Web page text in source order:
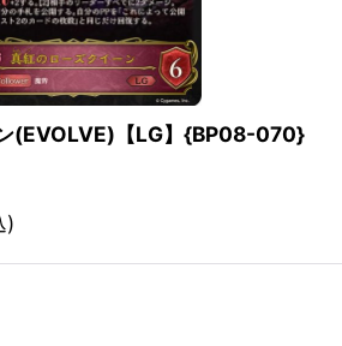
(EVOLVE)【LG】{BP08-070}
)